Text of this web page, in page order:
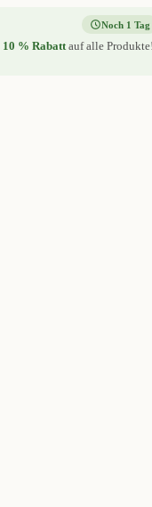
10 % Rabattauf alle
Noch 1 Tag